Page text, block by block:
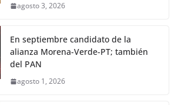
agosto 3, 2026
En septiembre candidato de la
alianza Morena-Verde-PT; también
del PAN
agosto 1, 2026